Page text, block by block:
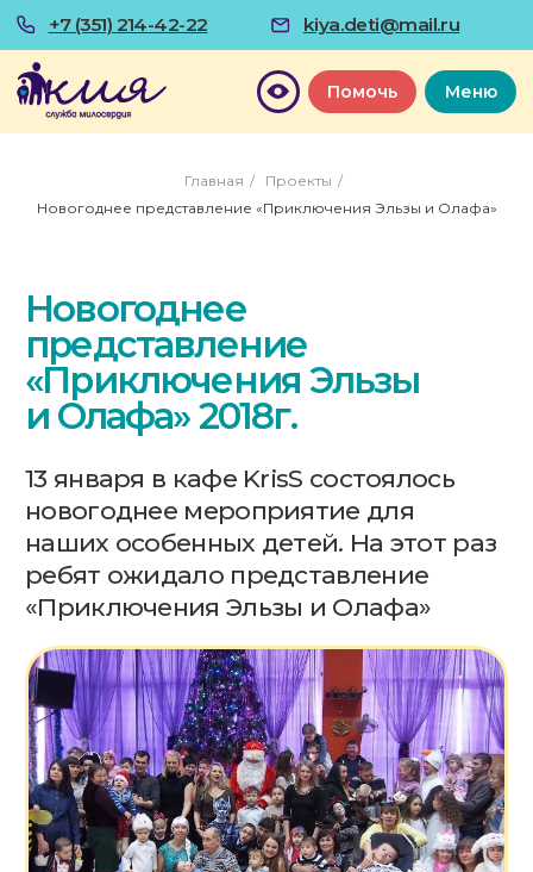
kiya.deti@mail.ru
+7 (351) 214-42-22
Главная / Проекты /
Новогоднее представление «Приключения Эльзы и Олафа»
13 января в кафе KrisS состоялось
новогоднее мероприятие для
наших особенных детей. На этот раз
ребят ожидало представление
«Приключения Эльзы и Олафа»
Новогоднее
и Олафа» 2018г.